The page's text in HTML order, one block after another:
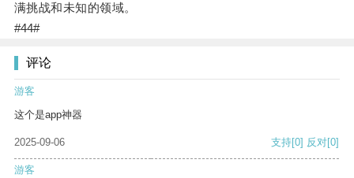
满挑战和未知的领域。
#44#
评论
游客
这个是app神器
2025-09-06 支持[0] 反对[0]
游客